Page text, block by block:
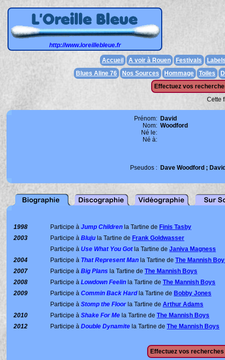
http://www.loreillebleue.fr
Accueil A voir à Rouen Festivals
Blues Aline 76
Nos Sources Hommage Toiles
Effectuez vos
Cette
Prénom: David
Nom: Woodford
Né le:
Né à:
Pseudos : Dave Woodford ;
1998 Participe à Jump Children la Tartine de Finis Tasby
2003
Participe à Bluju la Tartine de Frank Goldwasser
Participe à Use What You Gotla Tartine de Janiva Magness
2004
Participe à That Represent Man la Tartine de The Mannish
2007
Participe à Big Plans la Tartine de The Mannish Boys
2008
Participe à Lowdown Feelin la Tartine de The Mannish Boys
2009
Participe à Commin Back Hardla Tartine de Bobby Jones
Participe à Stomp the Floor la Tartine de Arthur Adams
2010
Participe à Shake For Me la Tartine de The Mannish Boys
2012
Participe à Double Dynamite la Tartine de The Mannish Boys
Effectuez vos recherches